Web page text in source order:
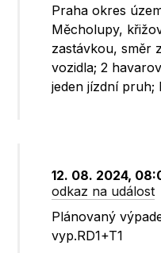
Praha okres
Měcholupy,
zastávkou, směr
vozidla; 2
jeden jízdní pruh;
12. 08. 2024,
odkaz na událost
Plánovaný
vyp.RD1+T1